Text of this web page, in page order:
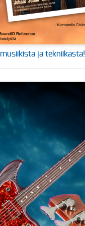
ja tekniikasta!